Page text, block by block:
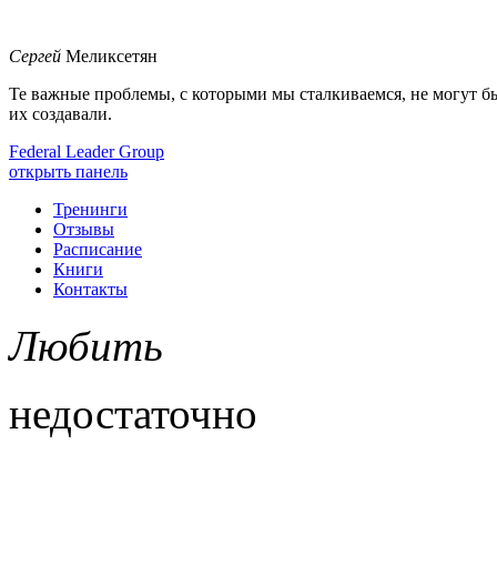
Сергей Меликсетян
Те важные проблемы, с которыми мы сталкиваемся, не могут
их создавали.
Federal Leader Group
открыть панель
Тренинги
Отзывы
Расписание
Книги
Контакты
Любить
недостаточно